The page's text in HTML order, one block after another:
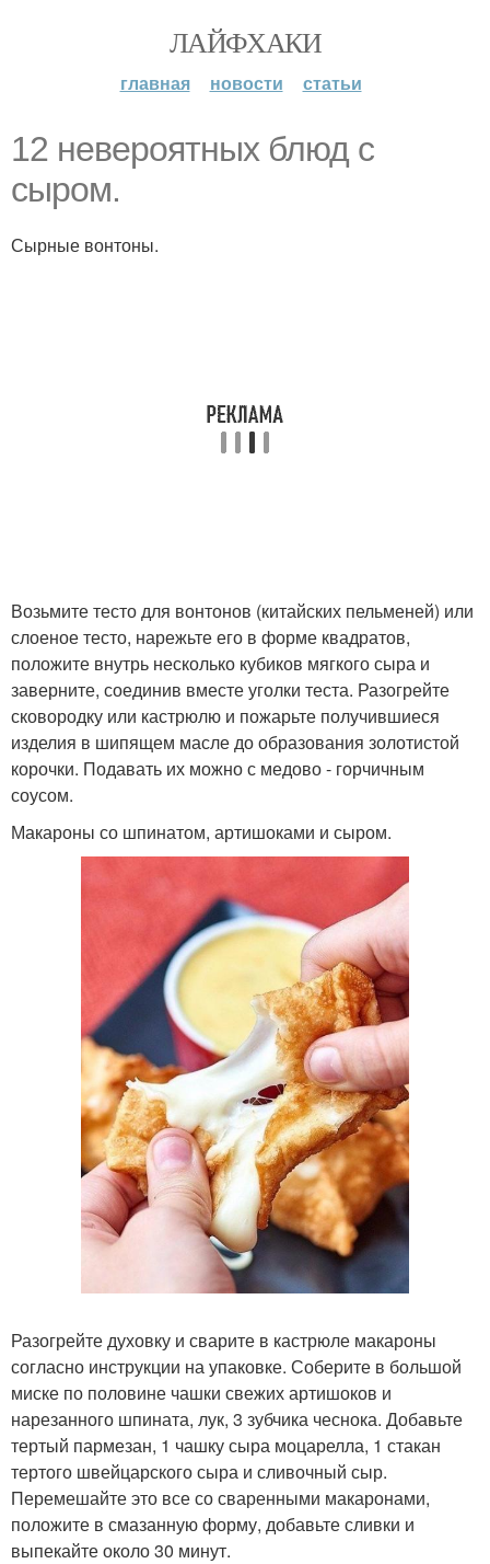
ЛАЙФХАКИ
главная новости статьи
12 невероятных блюд с
сыром.
Сырные вонтоны.
Возьмите тесто для вонтонов (китайских пельменей) или
слоеное тесто, нарежьте его в форме квадратов,
положите внутрь несколько кубиков мягкого сыра и
заверните, соединив вместе уголки теста. Разогрейте
сковородку или кастрюлю и пожарьте получившиеся
изделия в шипящем масле до образования золотистой
корочки. Подавать их можно с медово - горчичным
соусом.
Макароны со шпинатом, артишоками и сыром.
Разогрейте духовку и сварите в кастрюле макароны
согласно инструкции на упаковке. Соберите в большой
миске по половине чашки свежих артишоков и
нарезанного шпината, лук, 3 зубчика чеснока. Добавьте
тертый пармезан, 1 чашку сыра моцарелла, 1 стакан
тертого швейцарского сыра и сливочный сыр.
Перемешайте это все со сваренными макаронами,
положите в смазанную форму, добавьте сливки и
выпекайте около 30 минут.